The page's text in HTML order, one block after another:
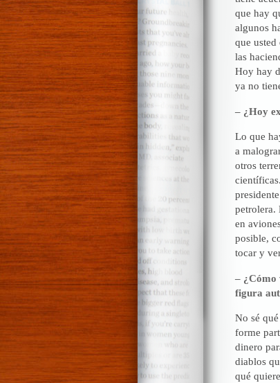
que hay
algunos
que usted
las
Hoy hay
ya no
– ¿Hoy
Lo que
a
otros
petrolera.
en
posible,
tocar y
– ¿Cómo
figura
No sé
forme
dinero
diablos
qué